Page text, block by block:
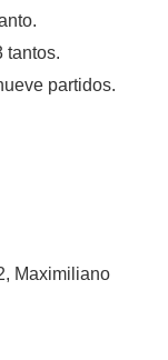
tantos.
partidos.
Maximiliano